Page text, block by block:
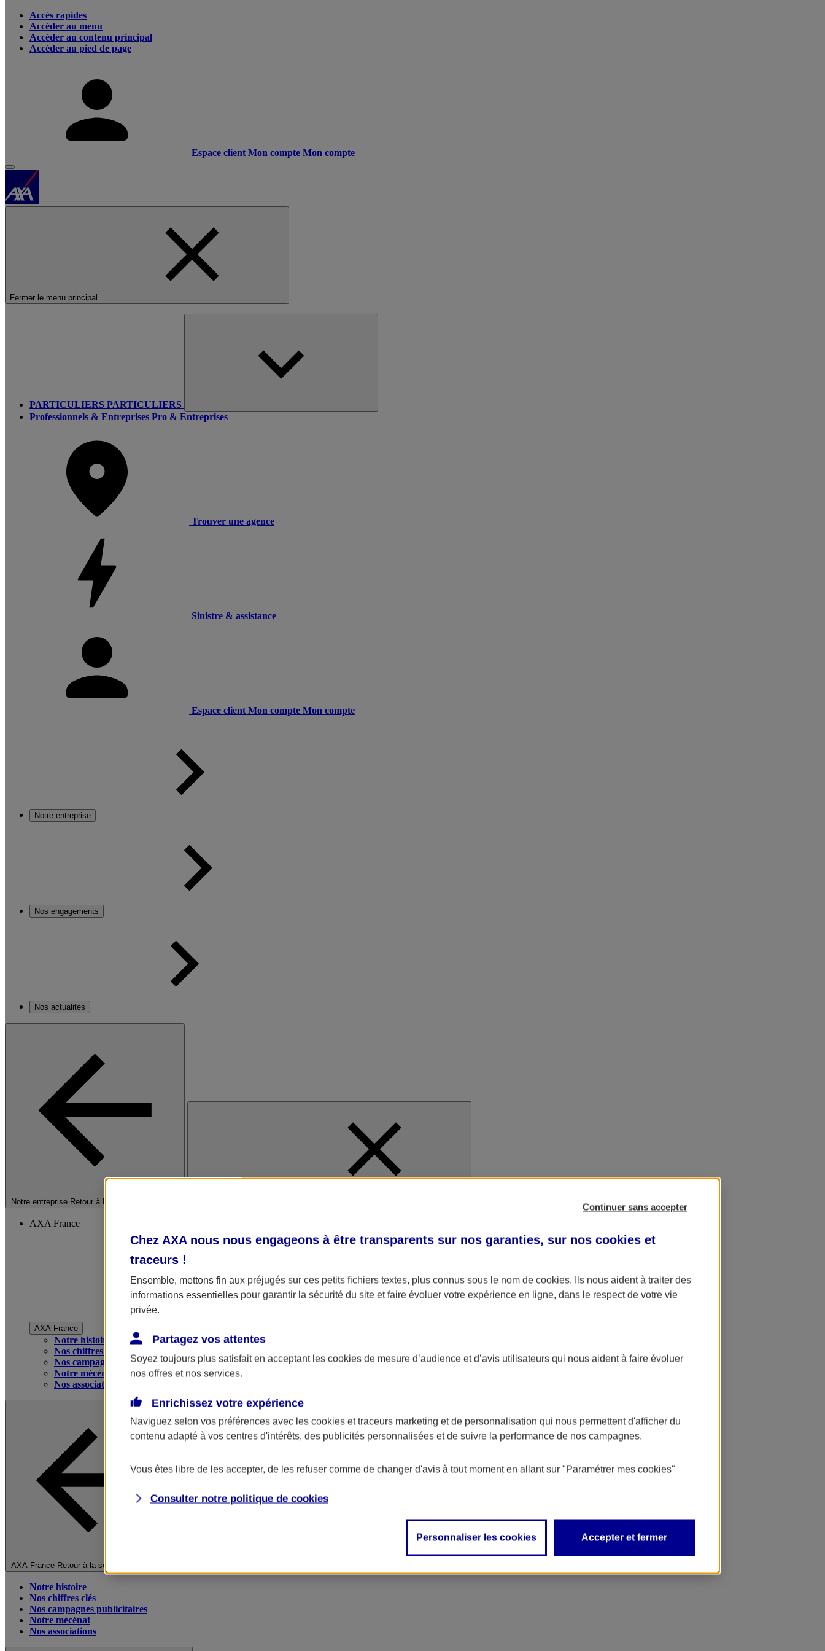
Accès rapides
Accéder au menu
Accéder au contenu principal
Accéder au pied de page
Espace client Mon compte Mon compte
Fermer le menu principal
PARTICULIERS PARTICULIERS
Professionnels & Entreprises Pro & Entreprises
Trouver une agence
Sinistre & assistance
Espace client Mon compte Mon compte
Notre entreprise
Nos engagements
Nos actualités
Notre entreprise Retour à la section précédente
AXA France
AXA France
Notre histoire
Nos chiffres clés
Nos campagnes publicitaires
Notre mécénat
Nos associations
AXA France Retour à la section précédente
Notre histoire
Nos chiffres clés
Nos campagnes publicitaires
Notre mécénat
Nos associations
Continuer sans accepter
Chez AXA nous nous engageons à être transparents sur nos garanties, sur nos cookies et
traceurs !
Ensemble, mettons fin aux préjugés sur ces petits fichiers textes, plus connus sous le nom de cookies. Ils nous aident à traiter des
informations essentielles pour garantir la sécurité du site et faire évoluer votre expérience en ligne, dans le respect de votre vie
privée.
Partagez vos attentes
Soyez toujours plus satisfait en acceptant les cookies de mesure d’audience et d’avis utilisateurs qui nous aident à faire évoluer
nos offres et nos services.
Enrichissez votre expérience
Naviguez selon vos préférences avec les cookies et traceurs marketing et de personnalisation qui nous permettent d'afficher du
contenu adapté à vos centres d'intérêts, des publicités personnalisées et de suivre la performance de nos campagnes.
Vous êtes libre de les accepter, de les refuser comme de changer d'avis à tout moment en allant sur "Paramétrer mes cookies"
Consulter notre politique de cookies
Personnaliser les cookies Accepter et fermer